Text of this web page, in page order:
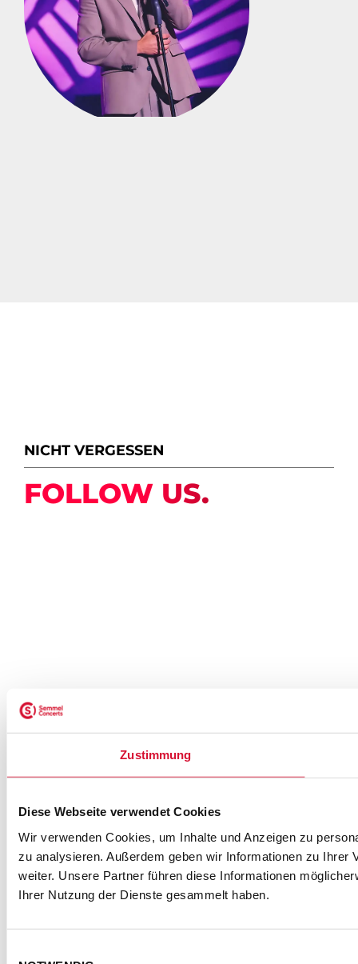
Zustimmung
Diese Webseite verwendet Cookies
Wir verwenden Cookies, um Inhalte und Anzeigen zu
zu analysieren. Außerdem geben wir Informationen zu Ihrer
weiter. Unsere Partner führen diese Informationen
Ihrer Nutzung der Dienste gesammelt haben.
NICHT VERGESSEN
FOLLOW US.
NEWSLETTER ABONNIEREN
ZUR ANMELDUNG
SEMMEL @ SOCIAL MEDIA